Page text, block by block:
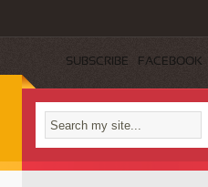
SUBSCRIBE FACEBOOK